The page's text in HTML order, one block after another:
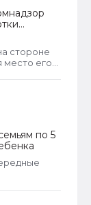
стороне
место его
прочими
у
к
по 5